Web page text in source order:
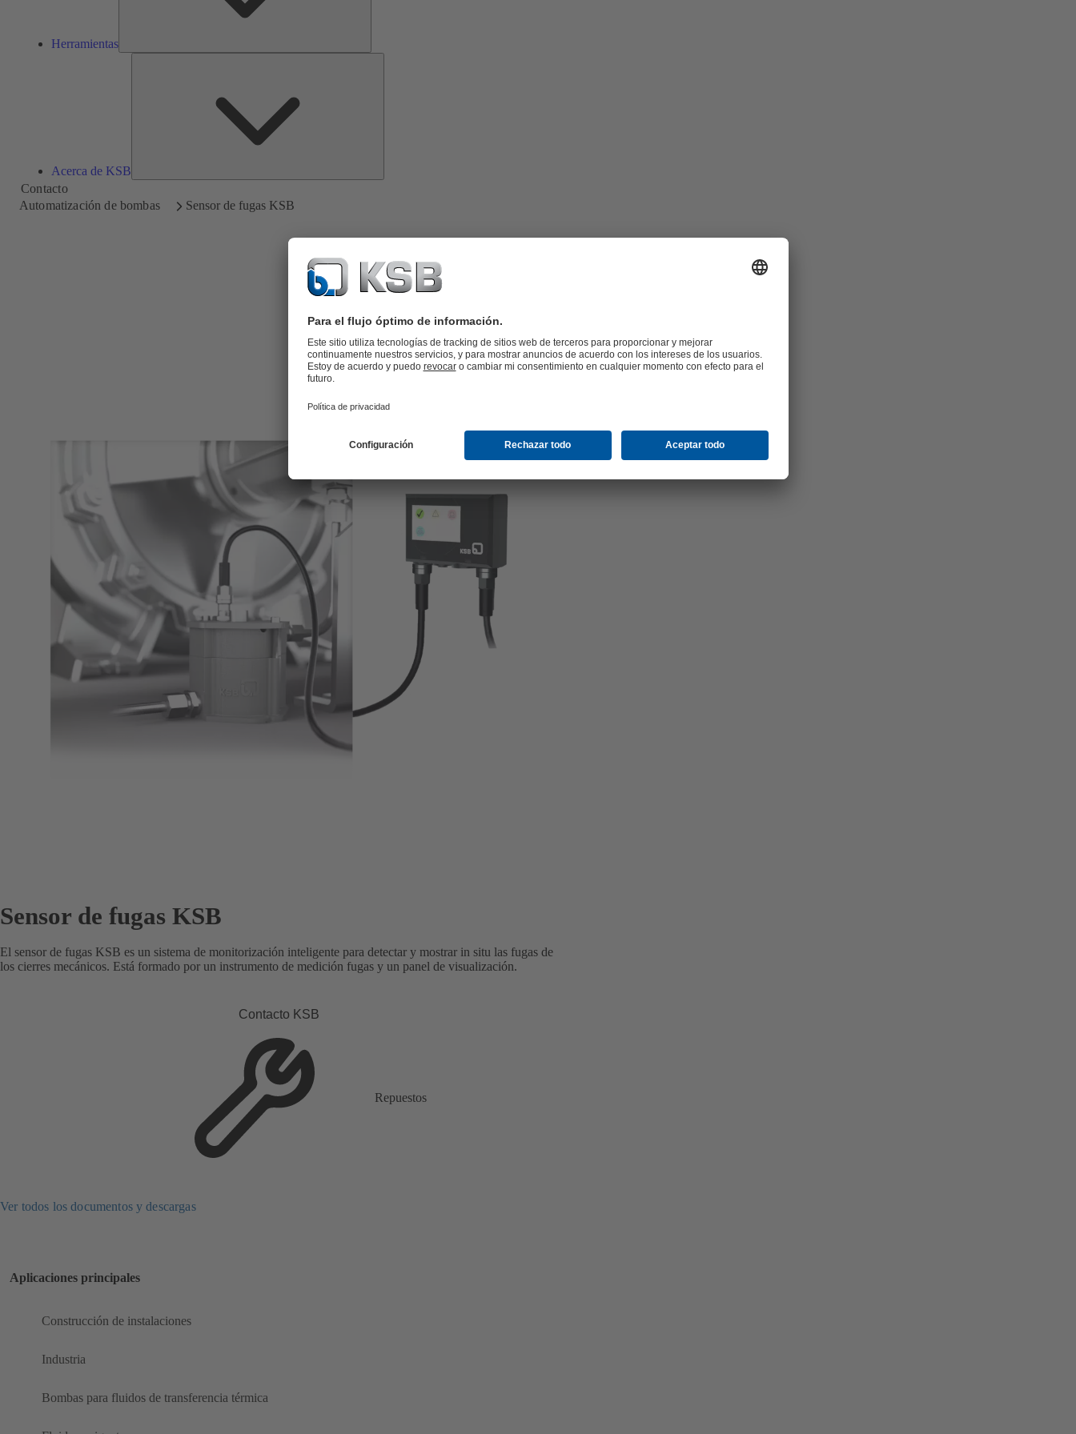
Herramientas
Acerca de KSB
Contacto
Automatización de bombas
Sensor de fugas KSB
Sensor de fugas KSB
El sensor de fugas KSB es un sistema de monitorización inteligente para detectar y mostrar in situ las fugas de
los cierres mecánicos. Está formado por un instrumento de medición fugas y un panel de visualización.
Contacto KSB
Repuestos
Ver todos los documentos y descargas
Aplicaciones principales
Construcción de instalaciones
Industria
Bombas para fluidos de transferencia térmica